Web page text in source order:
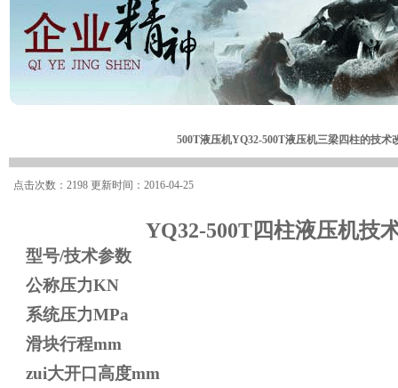
500T液压机YQ32-500T液压机三梁四柱的技术
点击次数：2198 更新时间：2016-04-25
YQ32-500T四柱液压机技
型号/技术参数
公称压力KN
系统压力MPa
滑块行程mm
zui大开口高度mm